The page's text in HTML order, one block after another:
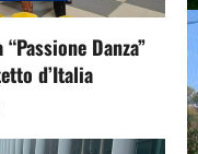
Danza”
d’Italia